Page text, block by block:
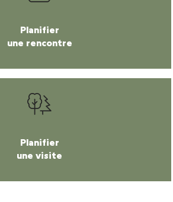
Planifier
une rencontre
Planifier
une visite